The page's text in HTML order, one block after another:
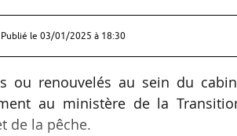
le 03/01/2025 à 18:30
renouvelés au sein du
au ministère de la
de la pêche.